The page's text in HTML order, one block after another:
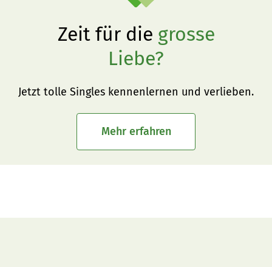
Zeit für die grosse
Liebe?
Jetzt tolle Singles kennenlernen und verlieben.
Mehr erfahren